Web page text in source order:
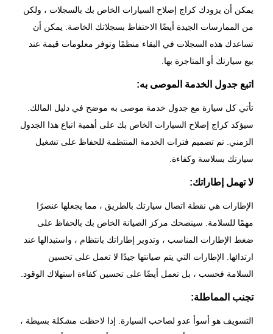
يمكن أن يزودك كراج إصلاح السيارات الخاص بك بالسجلات ، ولكن
من الممارسات الجيدة أيضًا الاحتفاظ بسجلاتك الخاصة. يمكن أن
تساعدك هذه السجلات في البقاء منظمًا وتوفر معلومات قيمة عند
بيع سيارتك أو المتاجرة بها.
اتبع جدول الخدمة الموصى به:
تأتي كل سيارة مع جدول خدمة موصى به موضح في دليل المالك.
سيؤكد كراج إصلاح السيارات الخاص بك على أهمية اتباع هذا الجدول
الزمني. تم تصميم فترات الخدمة المنتظمة للحفاظ على تشغيل
سيارتك بسلاسة وكفاءة.
لا تهمل إطاراتك:
الإطارات هي نقطة اتصال سيارتك بالطريق ، مما يجعلها عنصرًا
مهمًا للسلامة. سينصحك مركز الصيانة الخاص بك بالحفاظ على
ضغط الإطارات المناسب ، وتدوير إطاراتك بانتظام ، واستبدالها عند
ارتدائها. الإطارات التي يتم صيانتها جيدًا لا تعمل على تحسين
السلامة فحسب ، بل تعمل أيضًا على تحسين كفاءة استهلاك الوقود.
تجنب المماطلة:
التسويف هو أسوأ عدو لصاحب السيارة. إذا لاحظت مشكلة بسيطة ،